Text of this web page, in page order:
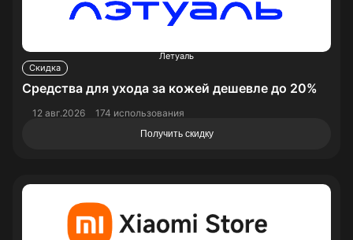
Летуаль
Скидка
Средства для ухода за кожей дешевле до 20%
12 авг.2026 174 использования
Получить скидку